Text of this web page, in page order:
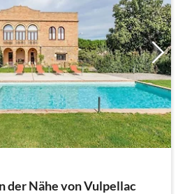
der Nähe von Vulpellac